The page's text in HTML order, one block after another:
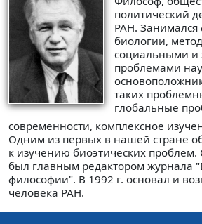
политический
РАН.
биологии,
социальными и
проблемами
таких
глобальные
современности, комплексное
Одним из первых в нашей стране
к изучению биоэтических проблем.
был главным редактором журнала
философии". В 1992 г. основал и
человека РАН.